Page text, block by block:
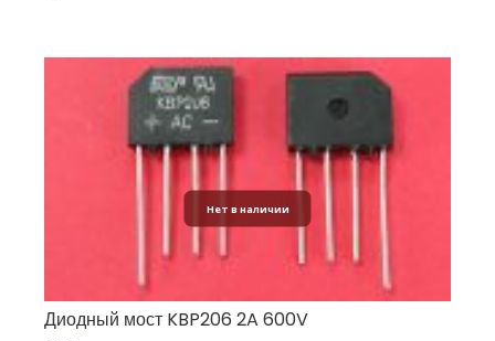
Нет в наличии
Диодный мост KBP206 2A 600V